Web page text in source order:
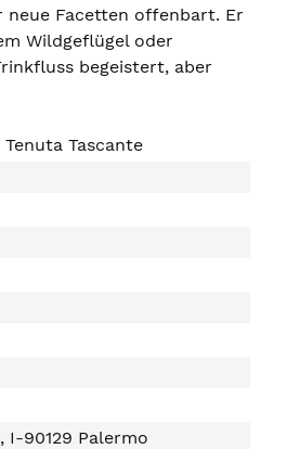
Facetten offenbart. Er
Wildgeflügel oder
begeistert, aber
Tascante
I-90129 Palermo